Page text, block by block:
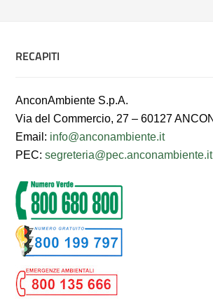
RECAPITI
AnconAmbiente S.p.A.
Via del Commercio, 27 – 60127
Email: info@anconambiente.it
PEC:segreteria@pec.anconambiente.it